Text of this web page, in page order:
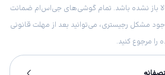
باز نشده باشد. تمام گوشی‌های جی‌اس‌ام ضمانت
مشکل رجیستری، می‌توانید بعد از مهلت قانونی